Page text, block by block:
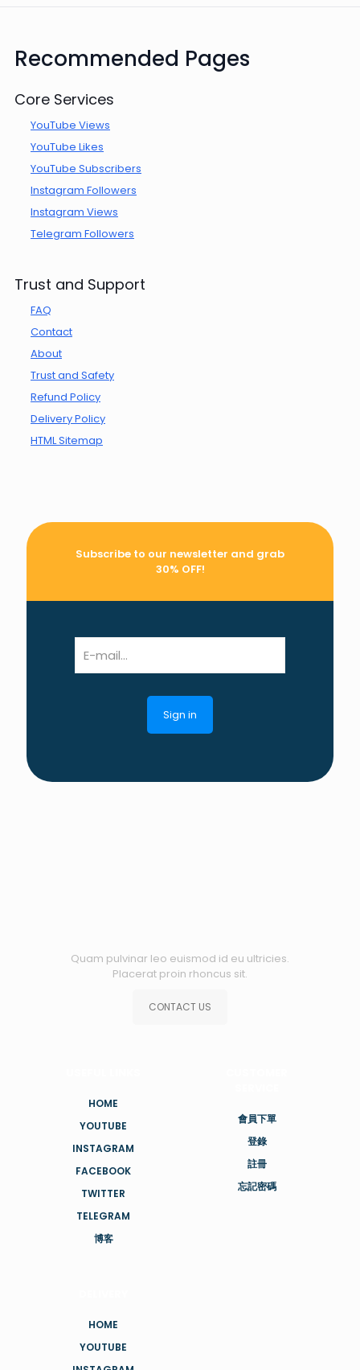
Recommended Pages
Core Services
YouTube Views
YouTube Likes
YouTube Subscribers
Instagram Followers
Instagram Views
Telegram Followers
Trust and Support
FAQ
Contact
About
Trust and Safety
Refund Policy
Delivery Policy
HTML Sitemap
Subscribe to our newsletter and grab
30% OFF!
USEFUL LINKS
TELEGRAM
博客
DELIVERY
HOME
YOUTUBE
TELEGRAM
博客
CUSTOMER
SERVICE